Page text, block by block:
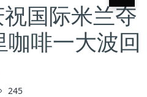
祝国际米兰夺
啡一大波回
245